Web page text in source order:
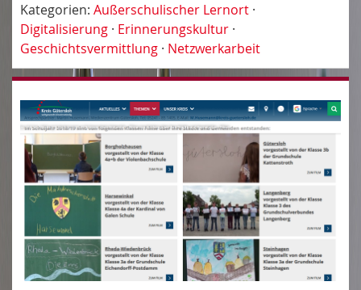
Kategorien: Außerschulischer Lernort ·
Digitalisierung · Erinnerungskultur ·
Geschichtsvermittlung · Netzwerkarbeit